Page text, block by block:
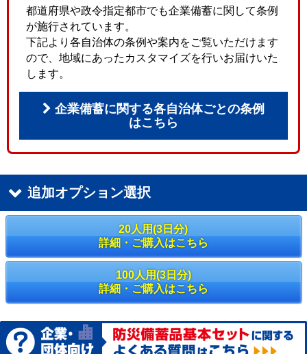
都道府県や政令指定都市でも企業備蓄に関して条例
が施行されています。
下記より各自治体の条例や案内をご覧いただけます
ので、地域にあったカスタマイズを行いお届けいた
します。
企業備蓄に関する各自治体ごとの条例
はこちら
追加オプション選択
20人用(3日分)
詳細・ご購入はこちら
100人用(3日分)
詳細・ご購入はこちら